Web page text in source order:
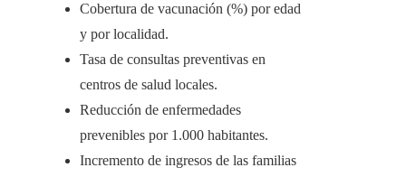
Cobertura de vacunación (%) por edad
y por localidad.
Tasa de consultas preventivas en
centros de salud locales.
Reducción de enfermedades
prevenibles por 1.000 habitantes.
Incremento de ingresos de las familias